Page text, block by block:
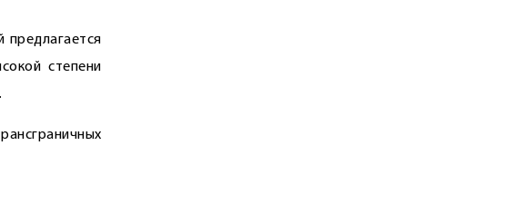
предлагается
степени